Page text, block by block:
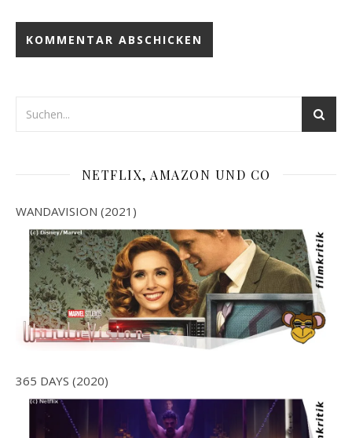
NETFLIX, AMAZON UND CO
WANDAVISION (2021)
365 DAYS (2020)